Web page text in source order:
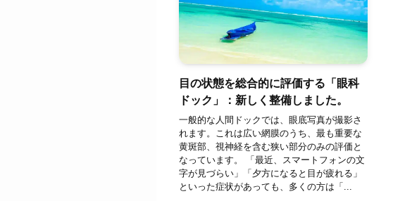
目の状態を総合的に評価する「眼科
ドック」：新しく整備しました。
一般的な人間ドックでは、眼底写真が撮影さ
れます。これは広い網膜のうち、最も重要な
黄斑部、視神経を含む狭い部分のみの評価と
なっています。 「最近、スマートフォンの文
字が見づらい」「夕方になると目が疲れる」
といった症状があっても、多くの方は「...